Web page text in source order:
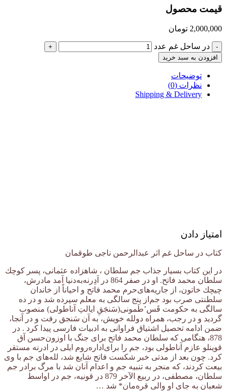
قیمت محصول
2,000,000 تومان
- در ساحل غم عدد
+
افزودن به سبد خرید
توضیحات
نظرات (0)
Shipping & Delivery
امتیاز دادن
کتاب در ساحل غم اثر عبدالرحمن ناجی طوقمان
در این کتاب بسیار جذاب جم ‌سلطان‌ ، شاهزاده ‌عثمانی‌، پسر كوچك
‌سلطان ‌محمد فاتح‌. او در صفر 864 در اَدِرنه‌به‌دنیا آمد مادرش‌،
چیچك ‌خاتون‌، از جاریه‌های‌حرم‌ محمد فاتح ‌و احیاناً از خاندان
‌سلطنتی‌ صرب‌ بود جم‌از پنج ‌سالگی‌ به‌ معلم ‌سپرده‌ شد و در ده‌
سالگی ‌به‌ حكومت ‌قَس’طَمونی‌(سَنجَقِ ایالتِ آناطولی‌) منصوب
‌گردید و در رجب‌، همراه‌ دولله ‌خویش‌، به ‌آن‌ سَنجق ‌رفت ‌و در آنجا،
ضمن‌ ادامه‌ تحصیل ‌اشتیاق‌ فراوانی‌ به‌ ادبیات ‌فارسی ‌پیدا كرد . در
878، هنگامی‌ كه ‌سلطان‌ محمد فاتح ‌برای ‌جنگ ‌با اوزون‌حسن‌ آق
‌قوینلو عازم‌ آناطولی ‌بود، جم‌ را برای‌اداره‌روم ‌ایلی ‌در ادرنه‌ مستقر
كرد. چون ‌بعد از مدتی‌ خبر شكست ‌فاتح ‌شایع‌ شد، لله‌های ‌جم‌ با وی‌
بیعت ‌كردند، كه ‌منجر به‌ تنبیه‌ جم‌ و اعدام‌ آنان‌ شد با مرگ ‌برادر جم
‌سلطان‌، مصطفی‌، در ربیع ‌الآخر 879 در قونیه‌، جم‌ در اواسط
‌شعبان ‌به ‌جای ‌او والی ‌قره‌مان‌* شد …